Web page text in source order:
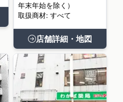
年末年始を除く）
取扱商材: すべて
店舗詳細・地図